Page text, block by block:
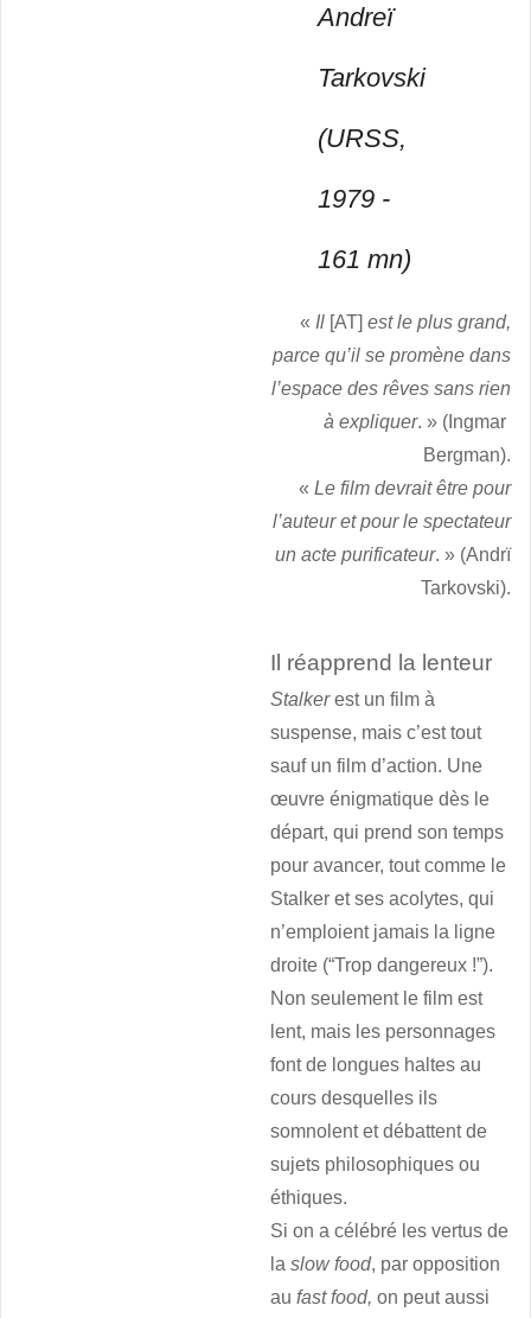
Andreï
Tarkovski
(URSS,
1979 -
161 mn)
« Il [AT] est le plus grand,
parce qu’il se promène dans
l’espace des rêves sans rien
à expliquer. » (Ingmar
Bergman).
« Le film devrait être pour
l’auteur et pour le spectateur
un acte purificateur. » (Andrï
Tarkovski).
Il réapprend la lenteur
Stalkerest un film à
suspense, mais c’est tout
sauf un film d’action. Une
œuvre énigmatique dès le
départ, qui prend son temps
pour avancer, tout comme le
Stalker et ses acolytes, qui
n’emploient jamais la ligne
droite (“Trop dangereux !”).
Non seulement le film est
lent, mais les personnages
font de longues haltes au
cours desquelles ils
somnolent et débattent de
sujets philosophiques ou
éthiques.
Si on a célébré les vertus de
laslow food, par opposition
aufast food, on peut aussi